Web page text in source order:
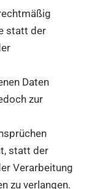
statt der
Daten
zur
statt der
Verarbeitung
zu verlangen.